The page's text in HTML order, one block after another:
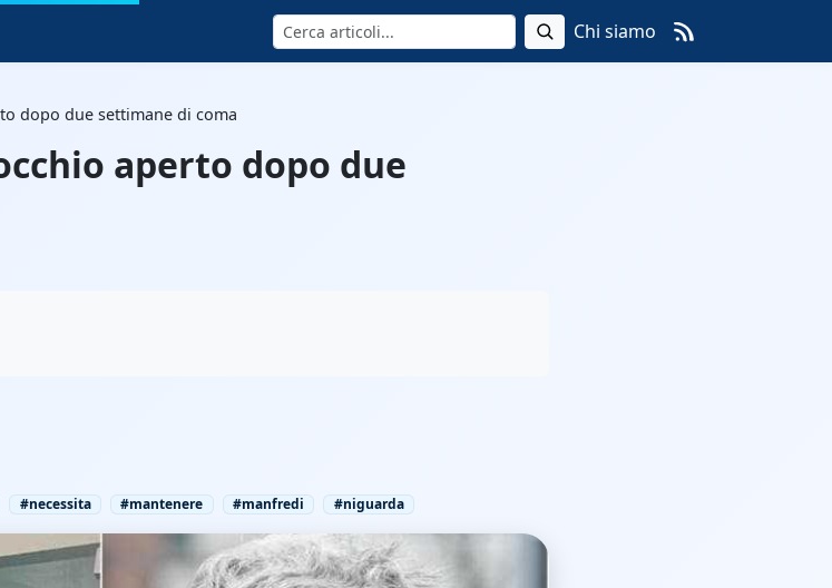
Cerca Chi siamo
dopo due settimane di coma
aperto dopo due
#necessita #mantenere #manfredi #niguarda